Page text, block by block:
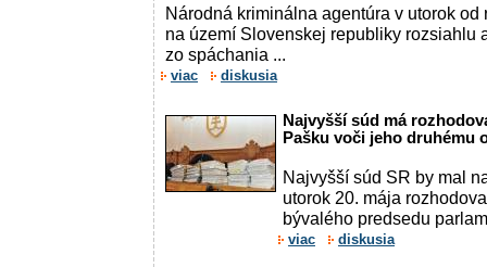
Národná kriminálna agentúra v utorok
na území Slovenskej republiky rozsiahlu
zo spáchania ...
viac diskusia
Najvyšší súd má
Pašku voči jeho druhému
Najvyšší súd SR by mal
utorok 20. mája
bývalého predsedu
viac diskusia